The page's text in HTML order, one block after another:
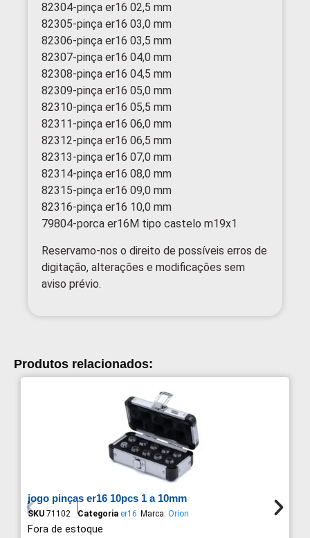
82304-pinça er16 02,5 mm
82305-pinça er16 03,0 mm
82306-pinça er16 03,5 mm
82307-pinça er16 04,0 mm
82308-pinça er16 04,5 mm
82309-pinça er16 05,0 mm
82310-pinça er16 05,5 mm
82311-pinça er16 06,0 mm
82312-pinça er16 06,5 mm
82313-pinça er16 07,0 mm
82314-pinça er16 08,0 mm
82315-pinça er16 09,0 mm
82316-pinça er16 10,0 mm
79804-porca er16M tipo castelo m19x1
Reservamo-nos o direito de possíveis erros de
digitação, alterações e modificações sem
aviso prévio.
Produtos relacionados:
jogo pinças er16 10pcs 1 a 10mm
SKU 71102 Categoria er16 Marca: Orion
Fora de estoque